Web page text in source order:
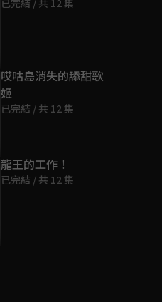
已完結 / 共 12 集
哎咕島消失的舔甜歌
姬
已完結 / 共 12 集
龍王的工作！
已完結 / 共 12 集